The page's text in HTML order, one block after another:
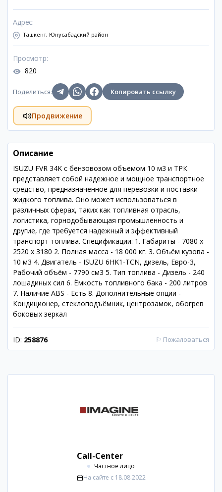
Адрес:
Ташкент, Юнусабадский район
Просмотр:
820
Поделиться: Копировать ссылку
Продвижение
Описание
ISUZU FVR 34K с бензовозом объемом 10 м3 и ТРК
представляет собой надежное и мощное транспортное
средство, предназначенное для перевозки и поставки
жидкого топлива. Оно может использоваться в
различных сферах, таких как топливная отрасль,
логистика, горнодобывающая промышленность и
другие, где требуется надежный и эффективный
транспорт топлива. Спецификации: 1. Габариты - 7080 x
2520 x 3180 2. Полная масса - 18 000 кг. 3. Объём кузова -
10 м3 4. Двигатель - ISUZU 6HK1-TCN, дизель, Евро-3,
Рабочий объём - 7790 см3 5. Тип топлива - Дизель - 240
лошадиных сил 6. Ёмкость топливного бака - 200 литров
7. Наличие ABS - Есть 8. Дополнительные опции -
Кондиционер, стеклоподъёмник, центрозамок, обогрев
боковых зеркал
ID: 258876 ⚐ Пожаловаться
Call-Center
Частное лицо
На сайте с 18.08.2022